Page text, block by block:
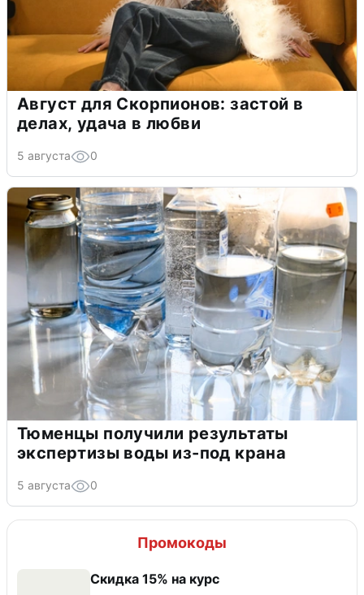
Август для Скорпионов: застой в
делах, удача в любви
5 августа 0
Тюменцы получили результаты
экспертизы воды из-под крана
5 августа 0
Промокоды
Скидка 15% на курс